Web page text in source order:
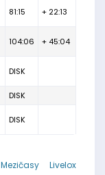
81:15 + 22:13
104:06 + 45:04
DISK
DISK
DISK
Livelox
Mezičasy